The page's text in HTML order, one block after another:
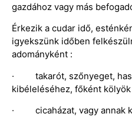
gazdához vagy más
Érkezik a cudar idő,
igyekszünk időben
adományként :
· takarót, szőnyeget,
kibéleléséhez, főként
· cicaházat, vagy annak